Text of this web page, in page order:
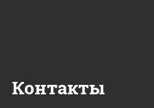
Контакты